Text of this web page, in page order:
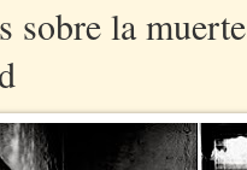
sobre la muerte